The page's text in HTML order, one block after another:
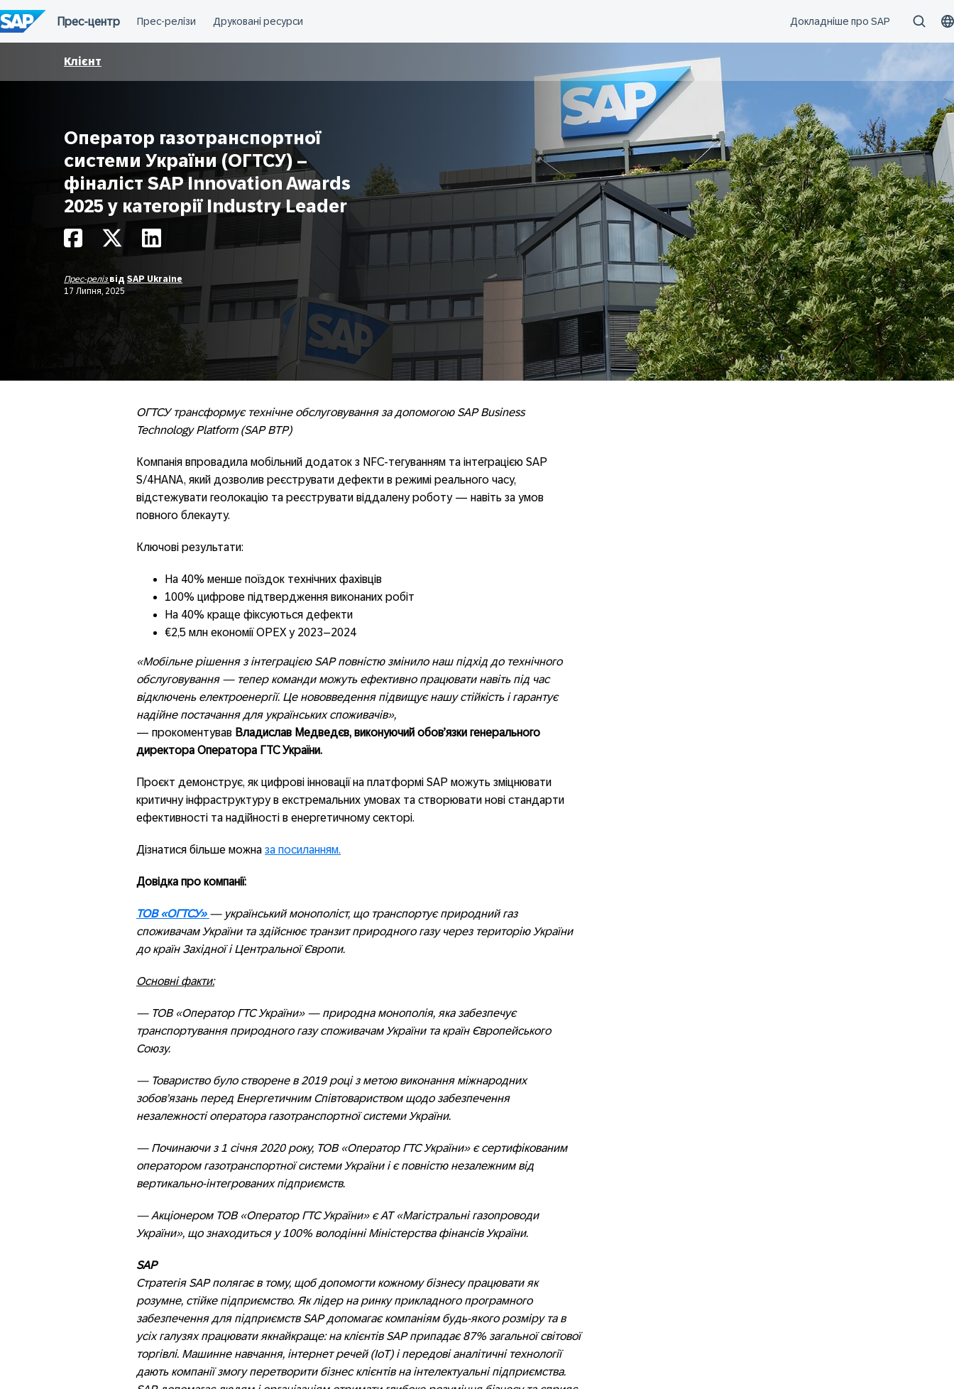
до
вмісту
Клієнт
Оператор газотранспортної
системи України (ОГТСУ) –
фіналіст SAP Innovation Awards
2025 у категорії Industry Leader
Прес-реліз від SAP Ukraine
17 Липня, 2025
ОГТСУ трансформує технічне обслуговування за допомогою SAP Business
Technology Platform (SAP BTP)
Компанія впровадила мобільний додаток з NFC-тегуванням та інтеграцією SAP
S/4HANA, який дозволив реєструвати дефекти в режимі реального часу,
відстежувати геолокацію та реєструвати віддалену роботу — навіть за умов
повного блекауту.
Ключові результати:
На 40% менше поїздок технічних фахівців
100% цифрове підтвердження виконаних робіт
На 40% краще фіксуються дефекти
€2,5 млн економії OPEX у 2023–2024
«Мобільне рішення з інтеграцією SAP повністю змінило наш підхід до технічного
обслуговування — тепер команди можуть ефективно працювати навіть під час
відключень електроенергії. Це нововведення підвищує нашу стійкість і гарантує
надійне постачання для українських споживачів»,
— прокоментував Владислав Медведєв, виконуючий обов’язки генерального
директора Оператора ГТС України.
Проєкт демонструє, як цифрові інновації на платформі SAP можуть зміцнювати
критичну інфраструктуру в екстремальних умовах та створювати нові стандарти
ефективності та надійності в енергетичному секторі.
Дізнатися більше можна за посиланням.
Довідка про компанії:
ТОВ «ОГТСУ» — український монополіст, що транспортує природний газ
споживачам України та здійснює транзит природного газу через територію України
до країн Західної і Центральної Європи.
Основні факти:
— ТОВ «Оператор ГТС України» — природна монополія, яка забезпечує
транспортування природного газу споживачам України та країн Європейського
Союзу.
— Товариство було створене в 2019 році з метою виконання міжнародних
зобов’язань перед Енергетичним Співтовариством щодо забезпечення
незалежності оператора газотранспортної системи України.
— Починаючи з 1 січня 2020 року, ТОВ «Оператор ГТС України» є сертифікованим
оператором газотранспортної системи України і є повністю незалежним від
вертикально-інтегрованих підприємств.
— Акціонером ТОВ «Оператор ГТС України» є АТ «Магістральні газопроводи
України», що знаходиться у 100% володінні Міністерства фінансів України.
SAP
Стратегія SAP полягає в тому, щоб допомогти кожному бізнесу працювати як
розумне, стійке підприємство. Як лідер на ринку прикладного програмного
забезпечення для підприємств SAP допомагає компаніям будь-якого розміру та в
усіх галузях працювати якнайкраще: на клієнтів SAP припадає 87% загальної світової
торгівлі. Машинне навчання, інтернет речей (IoT) і передові аналітичні технології
дають компанії змогу перетворити бізнес клієнтів на інтелектуальні підприємства.